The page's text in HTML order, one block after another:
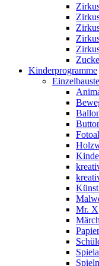
Kinderprogramme
Mr. X